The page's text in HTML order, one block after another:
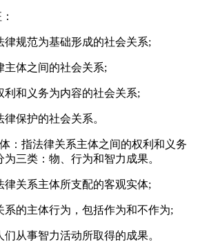
范为基础形成的社会关系;
体之间的社会关系;
义务为内容的社会关系;
护的社会关系。
指法律关系主体之间的权利和义务
三类：物、行为和智力成果。
系主体所支配的客观实体;
主体行为，包括作为和不作为;
事智力活动所取得的成果。